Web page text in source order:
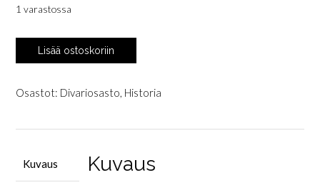
1 varastossa
Dumell,
Mats:
Mannerheim
Lisää ostoskoriin
Osastot: Divariosasto, Historia
Kuvaus Kuvaus